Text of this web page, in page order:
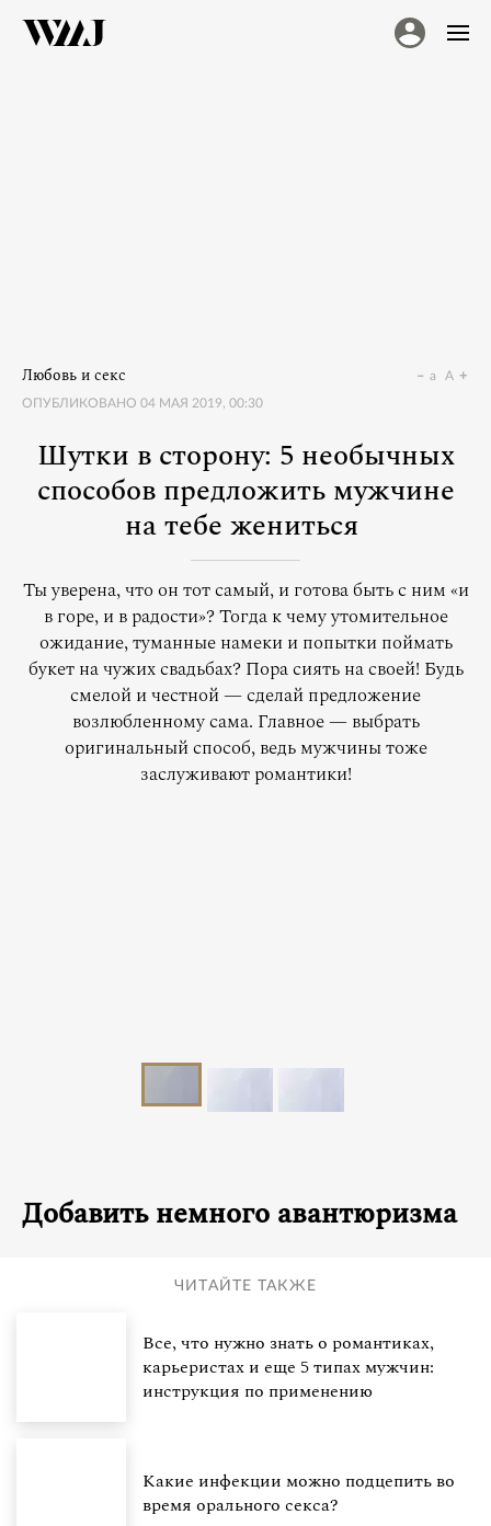
Любовь и секс
ОПУБЛИКОВАНО 04 МАЯ 2019, 00:30
a A
Шутки в сторону: 5 необычных
способов предложить мужчине
на тебе жениться
Ты уверена, что он тот самый, и готова быть с ним «и
в горе, и в радости»? Тогда к чему утомительное
ожидание, туманные намеки и попытки поймать
букет на чужих свадьбах? Пора сиять на своей! Будь
смелой и честной — сделай предложение
возлюбленному сама. Главное — выбрать
оригинальный способ, ведь мужчины тоже
заслуживают романтики!
Добавить немного авантюризма
ЧИТАЙТЕ ТАКЖЕ
Все, что нужно знать о романтиках,
карьеристах и еще 5 типах мужчин:
инструкция по применению
Какие инфекции можно подцепить во
время орального секса?